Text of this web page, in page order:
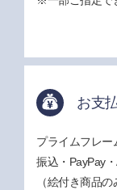
お支
プライムフレー
振込・PayPay
（絵付き商品